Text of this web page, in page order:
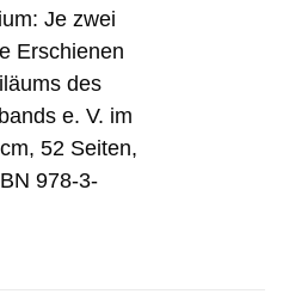
Je zwei
Erschienen
des
e. V. im
52 Seiten,
978-3-